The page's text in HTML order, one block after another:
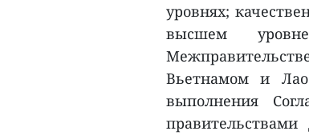
уровнях;
высшем
Вьетнамом и
выполнения